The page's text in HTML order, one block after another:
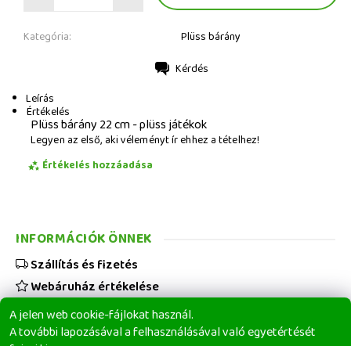
Kategória: Plüss bárány
Kérdés
Leírás
Értékelés
Plüss bárány 22 cm - plüss játékok
Legyen az első, aki véleményt ír ehhez a tételhez!
Értékelés hozzáadása
A jelen web cookie-fájlokat használ.
A további lapozásával a felhasználásával való egyetértését
INFORMÁCIÓK ÖNNEK
Szállítás és fizetés
Webáruház értékelése
Viszonteladóknak
Üzleti feltételek